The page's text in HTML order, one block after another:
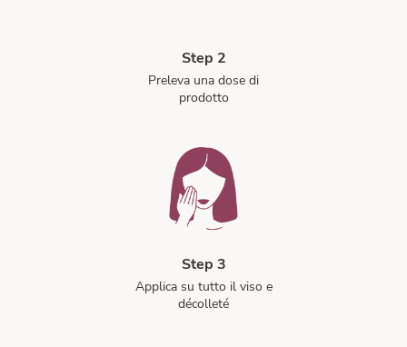
Step 2
Preleva una dose di
prodotto
Step 3
Applica su tutto il viso e
décolleté